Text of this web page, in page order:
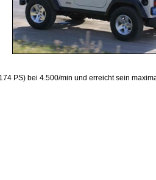
PS) bei 4.500/min und erreicht sein